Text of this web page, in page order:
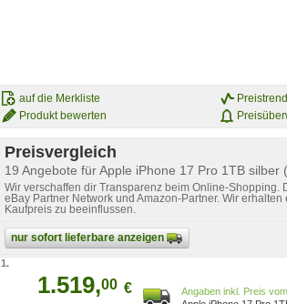
auf die Merkliste
Produkt bewerten
Preistrend
Preisvergleich
19 Angebote für Apple iPhone 17 Pro 1TB silber
Wir verschaffen dir Transparenz beim Online-
eBay Partner Network und Amazon-Partner. Wir
Kaufpreis zu beeinflussen.
nur sofort lieferbare anzeigen
1.
1.519,00 €
Preis